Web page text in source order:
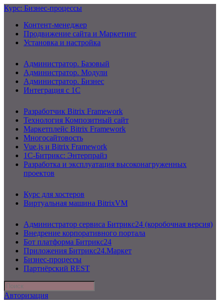
Курс: Бизнес-процессы
Контент-менеджер
Продвижение сайта и Маркетинг
Установка и настройка
Администратор. Базовый
Администратор. Модули
Администратор. Бизнес
Интеграция с 1С
Разработчик Bitrix Framework
Технология Композитный сайт
Маркетплейс Bitrix Framework
Многосайтовость
Vue.js и Bitrix Framework
1С-Битрикс: Энтерпрайз
Разработка и эксплуатация высоконагруженных
проектов
Курс для хостеров
Виртуальная машина BitrixVM
Администратор сервиса Битрикс24 (коробочная версия)
Внедрение корпоративного портала
Бот платформа Битрикс24
Приложения Битрикс24.Маркет
Бизнес-процессы
Партнёрский REST
Авторизация